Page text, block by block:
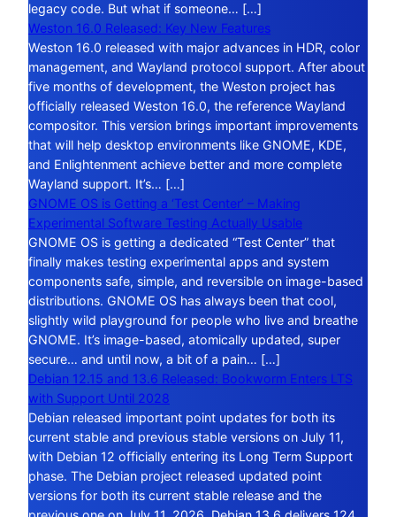
legacy code. But what if someone… […]
Weston 16.0 Released: Key New Features
Weston 16.0 released with major advances in HDR, color
management, and Wayland protocol support. After about
five months of development, the Weston project has
officially released Weston 16.0, the reference Wayland
compositor. This version brings important improvements
that will help desktop environments like GNOME, KDE,
and Enlightenment achieve better and more complete
Wayland support. It’s… […]
GNOME OS is Getting a ‘Test Center’ – Making
Experimental Software Testing Actually Usable
GNOME OS is getting a dedicated “Test Center” that
finally makes testing experimental apps and system
components safe, simple, and reversible on image-based
distributions. GNOME OS has always been that cool,
slightly wild playground for people who live and breathe
GNOME. It’s image-based, atomically updated, super
secure… and until now, a bit of a pain… […]
Debian 12.15 and 13.6 Released: Bookworm Enters LTS
with Support Until 2028
Debian released important point updates for both its
current stable and previous stable versions on July 11,
with Debian 12 officially entering its Long Term Support
phase. The Debian project released updated point
versions for both its current stable release and the